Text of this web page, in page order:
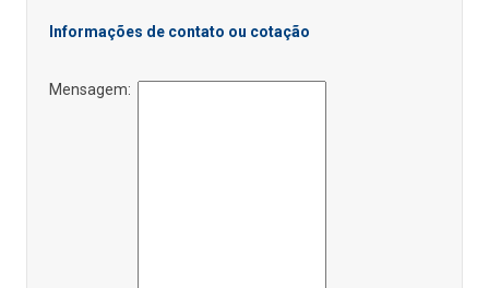
Informações de contato ou cotação
Mensagem: